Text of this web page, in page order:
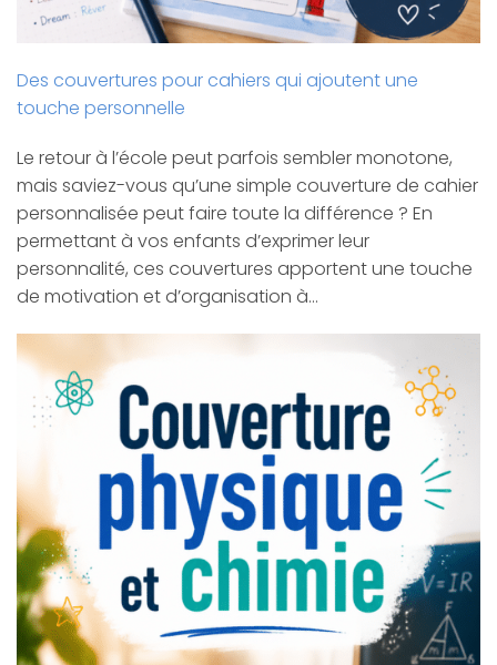
Des couvertures pour cahiers qui ajoutent une
touche personnelle
Le retour à l’école peut parfois sembler monotone,
mais saviez-vous qu’une simple couverture de cahier
personnalisée peut faire toute la différence ? En
permettant à vos enfants d’exprimer leur
personnalité, ces couvertures apportent une touche
de motivation et d’organisation à…